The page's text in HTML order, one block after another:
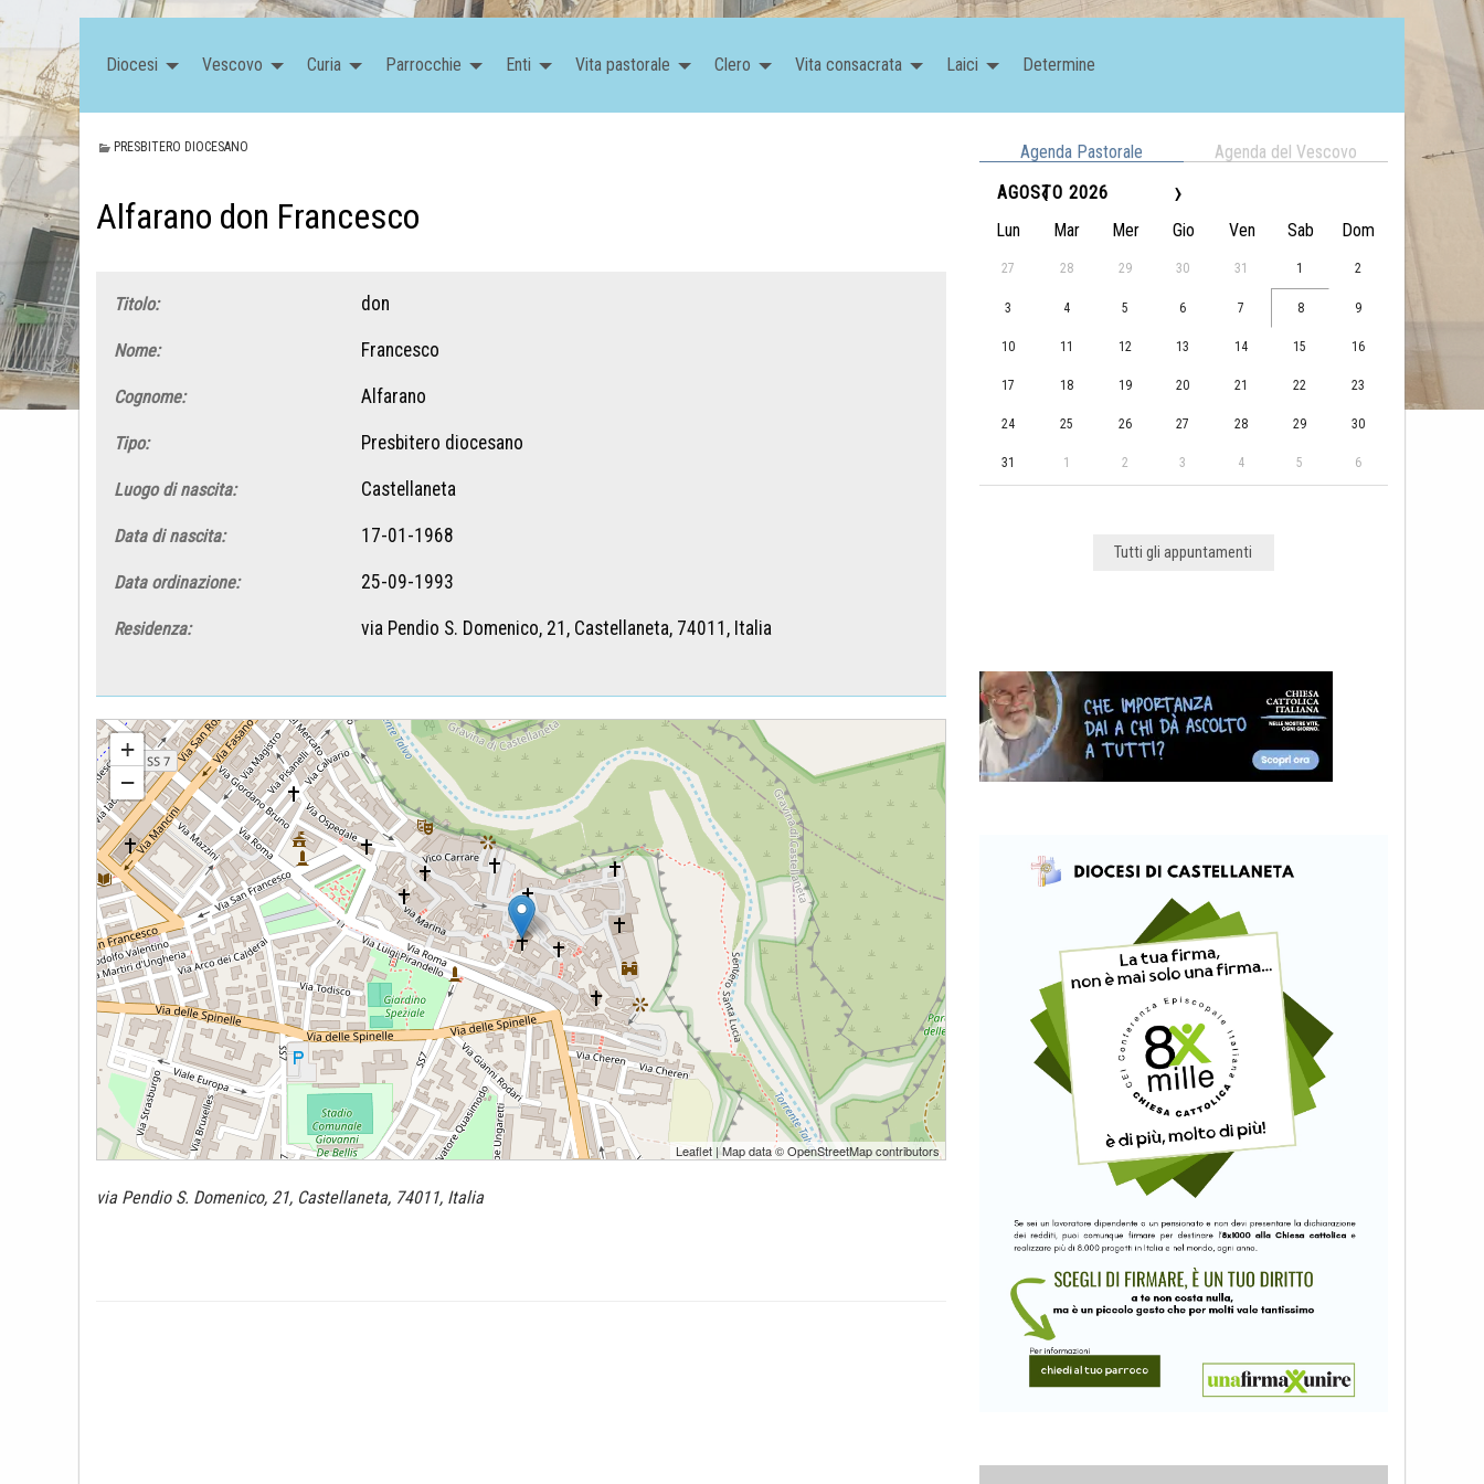
Diocesi Vescovo Curia Parrocchie Enti Vita pastorale Clero Vita consacrata Laici Determine
PRESBITERO DIOCESANO
Alfarano don Francesco
Titolo: don
Nome: Francesco
Cognome: Alfarano
Tipo: Presbitero diocesano
Luogo di nascita: Castellaneta
Data di nascita: 17-01-1968
Data ordinazione: 25-09-1993
Residenza: via Pendio S. Domenico, 21, Castellaneta, 74011, Italia
Francesco Alfarano
+
−
Leaflet | Map data ©OpenStreetMapcontributors
via Pendio S. Domenico, 21, Castellaneta, 74011, Italia
Agenda Pastorale Agenda del Vescovo
‹
AGOSTO 2026 ›
Lun Mar Mer Gio Ven Sab Dom
27 28 29 30 31 1 2
3 4 5 6 7 8 9
10 11 12 13 14 15 16
17 18 19 20 21 22 23
24 25 26 27 28 29 30
31 1 2 3 4 5 6
Tutti gli appuntamenti